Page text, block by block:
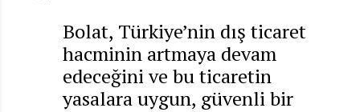
Bolat, Türkiye’nin dış ticaret
hacminin artmaya devam
edeceğini ve bu ticaretin
yasalara uygun, güvenli bir